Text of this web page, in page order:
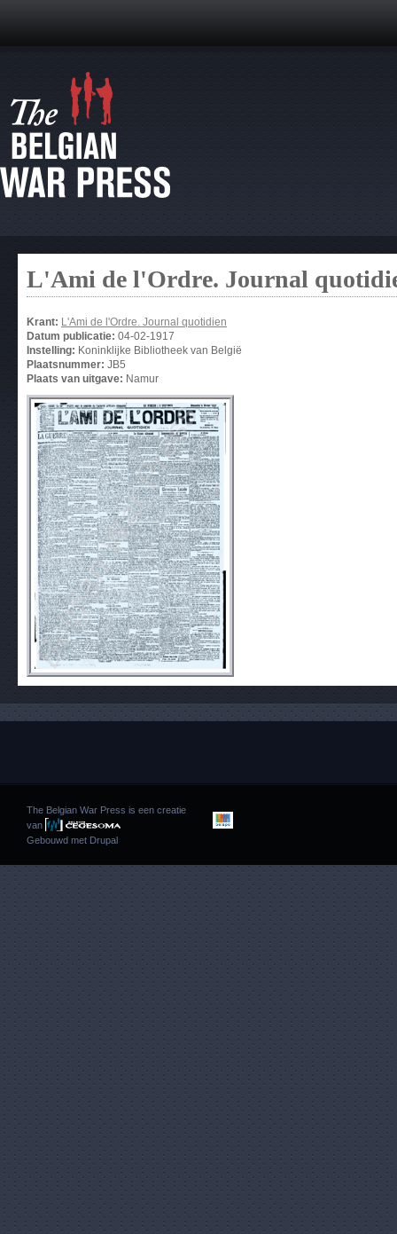
L'Ami de l'Ordre. Journal
Krant: L'Ami de l'Ordre. Journal quotidien
Datum publicatie: 04-02-1917
Instelling: Koninklijke Bibliotheek van België
Plaatsnummer: JB5
Plaats van uitgave: Namur
The Belgian War Press is een creatie
van
Gebouwd met Drupal